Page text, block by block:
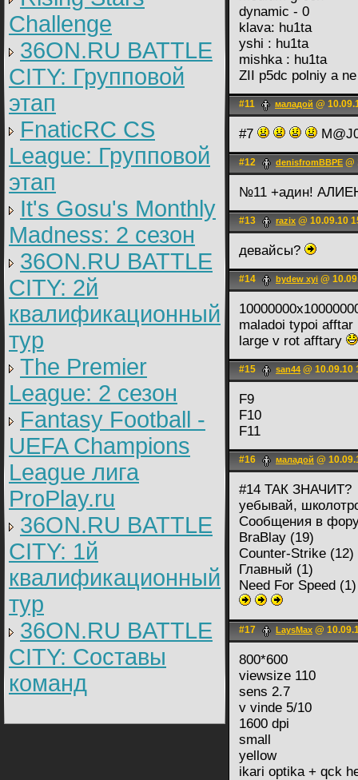
Challenge
36ON.RU BATTLE
CITY: Групповой
этап
FnaticRC CS
League: Групповой
этап
It's Gosu's Monthly
Madness: 2 сезон
36ON.RU BATTLE
CITY: 2й
квалификационный
тур
The Premier
League: 2 cезон
Fantasy Football -
UEFA Champions
League лига
ProPlay.ru
36ON.RU BATTLE
CITY: 1й
квалификационный
тур
36ON.RU BATTLE
CITY: Составы
команд
dynamic - 0
klava: hu1ta
yshi : hu1ta
mishka : hu1ta
ZII p5dc polniy a
#11 маладой @
#7
#12 denisfromBBPE @
№11 +адин!
#13 razix @ 10.09.10
девайсы?
#14 bydew xyi @
maladoi typoi afftar
large v rot afftary
#15 san44 @ 10.09.10
F9
F10
F11
#16 маладой @
#14 ТАК ЗНАЧИТ?
уебывай,
Сообщения в
BraBlay (19)
Counter-Strike (12)
Главный (1)
Need For Speed (1)
#17 LаysMax @
800*600
viewsize 110
sens 2.7
v vinde 5/10
1600 dpi
small
yellow
ikari optika + qck